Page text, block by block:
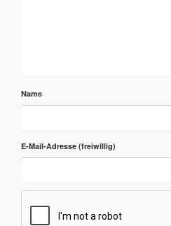
Name
E-Mail-Adresse